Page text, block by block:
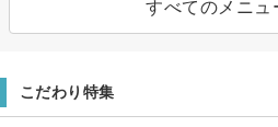
すべてのメニュ
こだわり特集